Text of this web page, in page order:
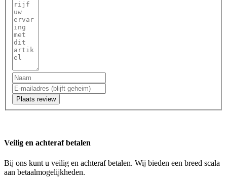
Plaats review
Veilig en achteraf betalen
Bij ons kunt u veilig en achteraf betalen. Wij bieden een breed scala
aan betaalmogelijkheden.